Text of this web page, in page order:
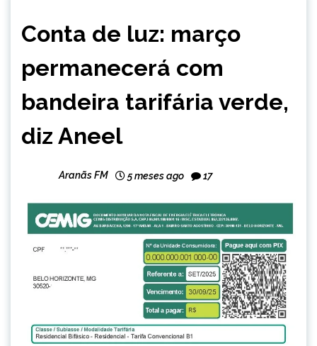
CAPELINHA
GERAIS
Conta de luz: março
permanecerá com
bandeira tarifária verde,
diz Aneel
Aranãs FM 5 meses ago 17